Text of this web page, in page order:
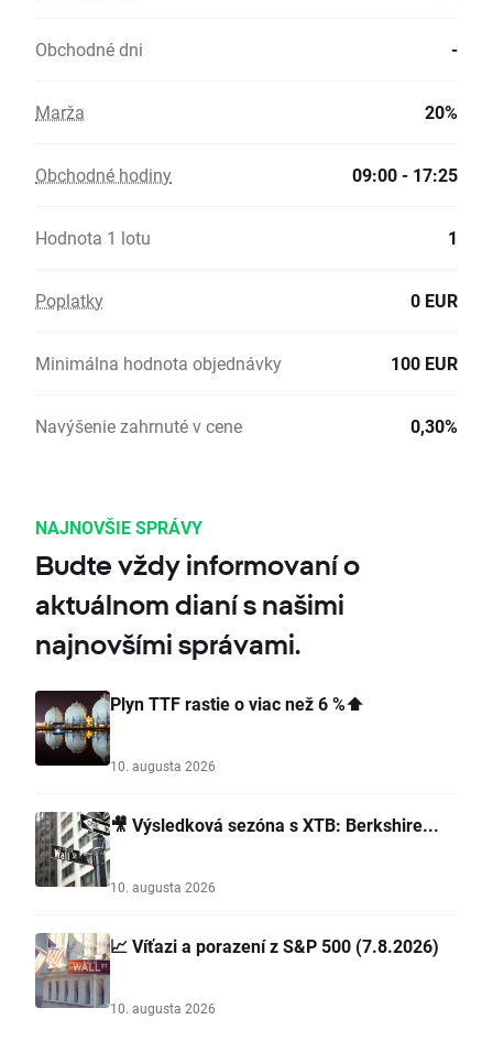
Obchodné dni -
Marža 20%
Obchodné hodiny 09:00 - 17:25
Hodnota 1 lotu 1
Poplatky 0 EUR
Minimálna hodnota objednávky 100 EUR
Navýšenie zahrnuté v cene 0,30%
NAJNOVŠIE SPRÁVY
Budte vždy informovaní o
aktuálnom dianí s našimi
najnovšími správami.
Plyn TTF rastie o viac než 6 %⬆️
10. augusta 2026
🎥 Výsledková sezóna s XTB: Berkshire...
10. augusta 2026
📈 Víťazi a porazení z S&P 500 (7.8.2026)
10. augusta 2026